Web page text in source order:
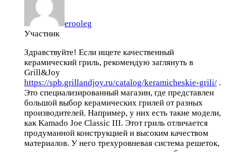
erooleg
Участник
Здравствуйте! Если ищете качественный
керамический гриль, рекомендую заглянуть в
Grill&Joy
https://spb.grillandjoy.ru/catalog/keramicheskie-grili/ .
Это специализированный магазин, где представлен
большой выбор керамических грилей от разных
производителей. Например, у них есть такие модели,
как Kamado Joe Classic III. Этот гриль отличается
продуманной конструкцией и высоким качеством
материалов. У него трехуровневая система решеток,